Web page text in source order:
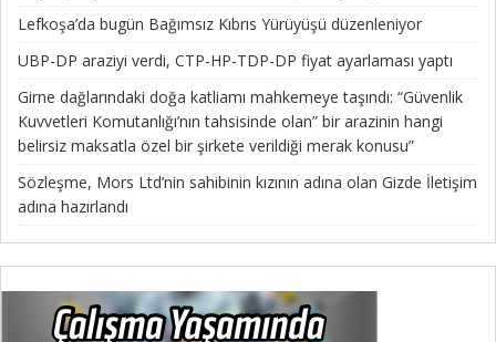
Lefkoşa’da bugün Bağımsız Kıbrıs Yürüyüşü düzenleniyor
UBP-DP araziyi verdi, CTP-HP-TDP-DP fiyat ayarlaması yaptı
Girne dağlarındaki doğa katliamı mahkemeye taşındı: “Güvenlik
Kuvvetleri Komutanlığı’nın tahsisinde olan” bir arazinin hangi
belirsiz maksatla özel bir şirkete verildiği merak konusu”
Sözleşme, Mors Ltd’nin sahibinin kızının adına olan Gizde İletişim
adına hazırlandı